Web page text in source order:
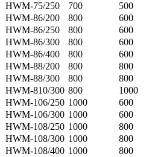
HWM-75/250
700 500
HWM-86/200
800 600
HWM-86/250
800 600
HWM-86/300
800 600
HWM-86/400
800 600
HWM-88/200
800 800
HWM-88/300
800 800
HWM-810/300 800 1000
HWM-106/250 1000 600
HWM-106/300 1000 600
HWM-108/250 1000 800
HWM-108/300 1000 800
HWM-108/400 1000 800